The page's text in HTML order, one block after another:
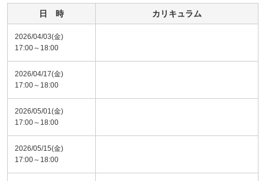
日 時 カリキュラム
2026/04/03(金)
17:00～18:00
2026/04/17(金)
17:00～18:00
2026/05/01(金)
17:00～18:00
2026/05/15(金)
17:00～18:00